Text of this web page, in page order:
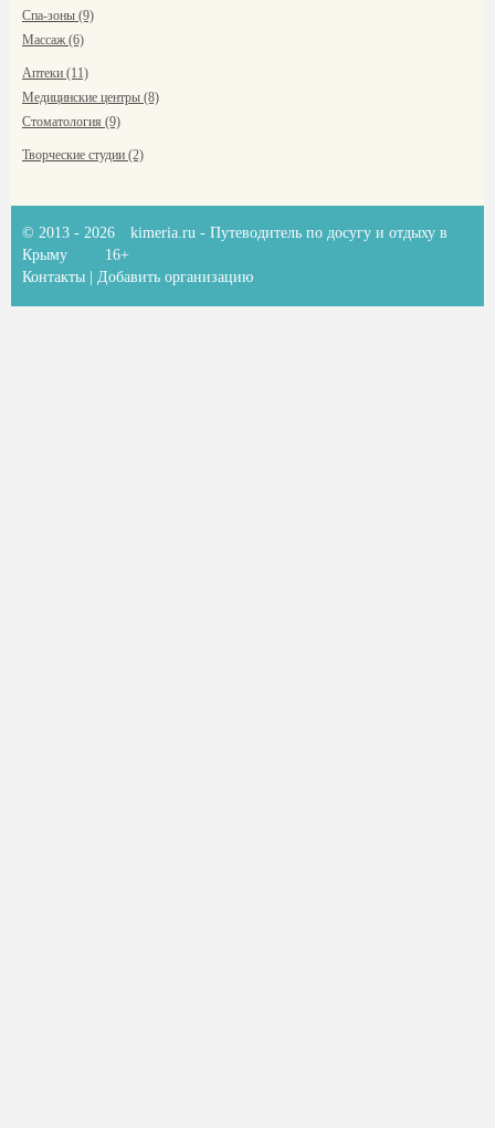
Спа-зоны (9)
Массаж (6)
Аптеки (11)
Медицинские центры (8)
Стоматология (9)
Творческие студии (2)
© 2013 - 2026 kimeria.ru - Путеводитель по досугу и отдыху в
Крыму
16+
Контакты
Добавить организацию